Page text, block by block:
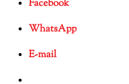
Facebook
WhatsApp
E-mail